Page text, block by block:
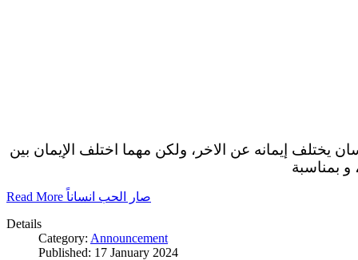
يختلف إيمانه عن الاخر، ولكن مهما اختلف الإيمان بين
و بمناسبة
Read More صار الحب انساناً
Details
Category: Announcement
Published: 17 January 2024